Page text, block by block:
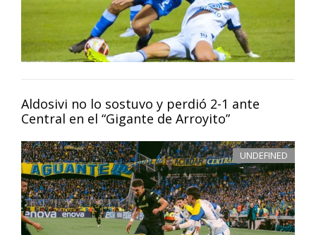
Aldosivi no lo sostuvo y perdió 2-1 ante
Central en el “Gigante de Arroyito”
UNDEFINED